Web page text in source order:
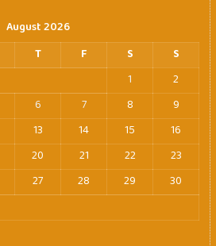
August 2026
T F S
S
1
2
6 7 8
9
13 14 15
16
20 21 22
23
27 28 29
30